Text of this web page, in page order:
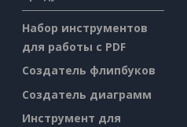
Набор инструментов
для работы с PDF
Создатель флипбуков
Создатель диаграмм
Инструмент для